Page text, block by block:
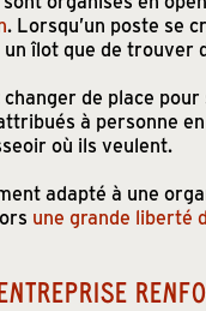
. Lorsqu’un poste se
un îlot que de trouver
de place
à personne
où ils veulent.
adapté à une
une grande liberté